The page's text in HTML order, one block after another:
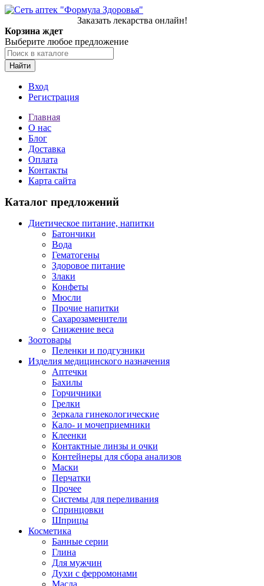
Заказать лекарства онлайн!
Корзина ждет
Выберите любое предложение
Найти
Вход
Регистрация
Главная
О нас
Блог
Доставка
Оплата
Контакты
Карта сайта
Каталог предложений
Диетическое питание, напитки
Батончики
Вода
Гематогены
Здоровое питание
Злаки
Конфеты
Мюсли
Прочие напитки
Сахарозаменители
Снижение веса
Зоотовары
Пеленки и подгузники
Изделия медицинского назначения
Аптечки
Бахилы
Горчичники
Грелки
Зеркала гинекологические
Кало- и мочеприемники
Клеенки
Контактные линзы и очки
Контейнеры для сбора анализов
Маски
Перчатки
Прочее
Системы для переливания
Спринцовки
Шприцы
Косметика
Банные серии
Глина
Для мужчин
Духи с ферромонами
Масла